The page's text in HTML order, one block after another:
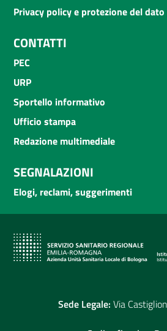
Privacy policy e protezione del
CONTATTI
PEC
URP
Sportello informativo
Ufficio stampa
Redazione multimediale
SEGNALAZIONI
Elogi, reclami, suggerimenti
Sede Legale: Via